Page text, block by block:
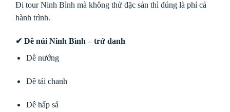
Đi tour Ninh Bình mà không thử đặc sản thì đúng là phí cả
hành trình.
✔ Dê núi Ninh Bình – trứ danh
Dê nướng
Dê tái chanh
Dê hấp sả